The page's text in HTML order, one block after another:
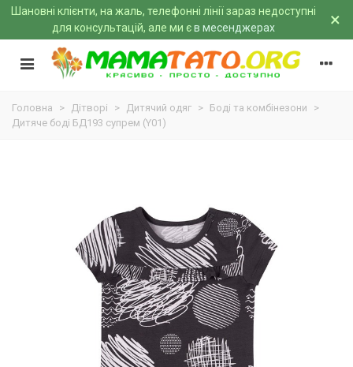
Шановні клієнти, на жаль, телефонні лінії зараз недоступні
для консультацій, але ми єв месенджерах ×
Головна > Дітворі > Дитячий одяг > Боді та комбінезони
>
Дитяче боді БД193 супрем (Y01)